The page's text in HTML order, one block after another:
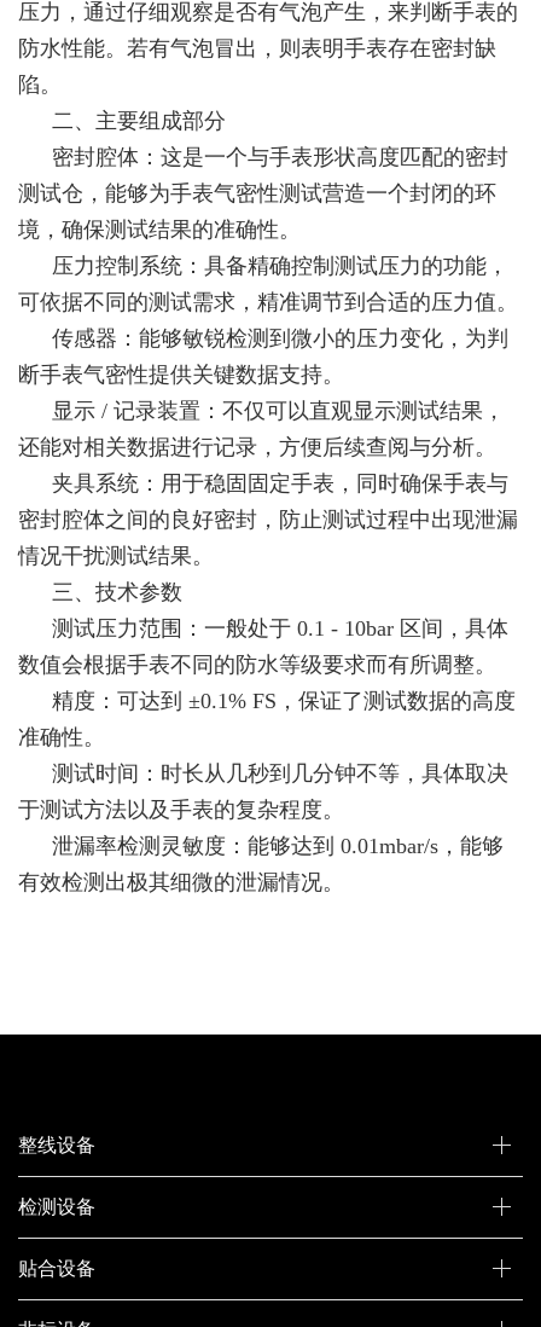
压力，通过仔细观察是否有气泡产生，来判断手表的
防水性能。若有气泡冒出，则表明手表存在密封缺
陷。
二、主要组成部分
密封腔体：这是一个与手表形状高度匹配的密封
测试仓，能够为手表气密性测试营造一个封闭的环
境，确保测试结果的准确性。
压力控制系统：具备精确控制测试压力的功能，
可依据不同的测试需求，精准调节到合适的压力值。
传感器：能够敏锐检测到微小的压力变化，为判
断手表气密性提供关键数据支持。
显示 / 记录装置：不仅可以直观显示测试结果，
还能对相关数据进行记录，方便后续查阅与分析。
夹具系统：用于稳固固定手表，同时确保手表与
密封腔体之间的良好密封，防止测试过程中出现泄漏
情况干扰测试结果。
三、技术参数
测试压力范围：一般处于 0.1 - 10bar 区间，具体
数值会根据手表不同的防水等级要求而有所调整。
精度：可达到 ±0.1% FS，保证了测试数据的高度
准确性。
测试时间：时长从几秒到几分钟不等，具体取决
于测试方法以及手表的复杂程度。
泄漏率检测灵敏度：能够达到 0.01mbar/s，能够
有效检测出极其细微的泄漏情况。
整线设备
检测设备
贴合设备